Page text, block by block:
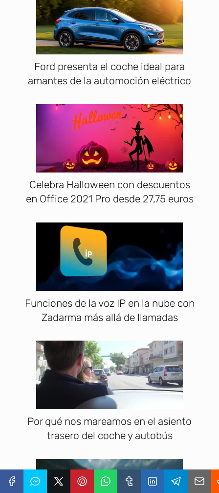
Ford presenta el coche ideal para
amantes de la automoción eléctrico
Celebra Halloween con descuentos
en Office 2021 Pro desde 27,75 euros
Funciones de la voz IP en la nube con
Zadarma más allá de llamadas
Por qué nos mareamos en el asiento
trasero del coche y autobús